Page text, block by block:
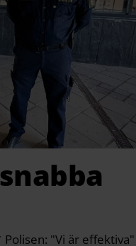
"Vi är effektiva"